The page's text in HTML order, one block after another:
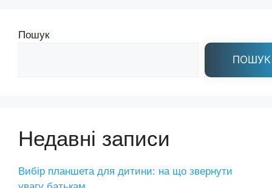
Пошук
ПОШУК
Недавні записи
Вибір планшета для дитини: на що звернути